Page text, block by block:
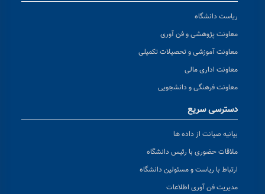
ریاست دانشگاه
معاونت پژوهشی و فن آوری
معاونت آموزشی و تحصیلات تکمیلی
معاونت اداری مالی
معاونت فرهنگی و دانشجویی
دسترسی سریع
بیانیه صیانت از داده ها
ملاقات حضوری با رئیس دانشگاه
ارتباط با ریاست و مسئولین دانشگاه
مدیریت فن آوری اطلاعات